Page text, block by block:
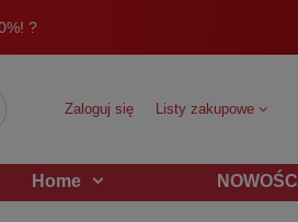
?
Zaloguj się Listy zakupowe
Home NOWOŚCI